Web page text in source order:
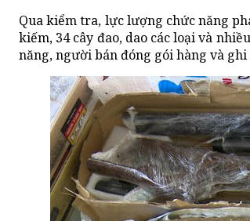
Qua kiểm tra, lực lượng chức năng
kiếm, 34 cây đao, dao các loại và
năng, người bán đóng gói hàng và